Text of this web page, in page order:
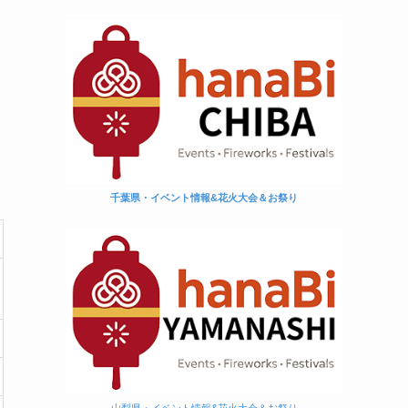
千葉県・イベント情報&花火大会＆お祭り